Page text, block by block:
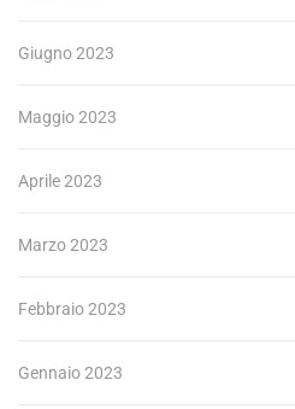
Giugno 2023
Maggio 2023
Aprile 2023
Marzo 2023
Febbraio 2023
Gennaio 2023